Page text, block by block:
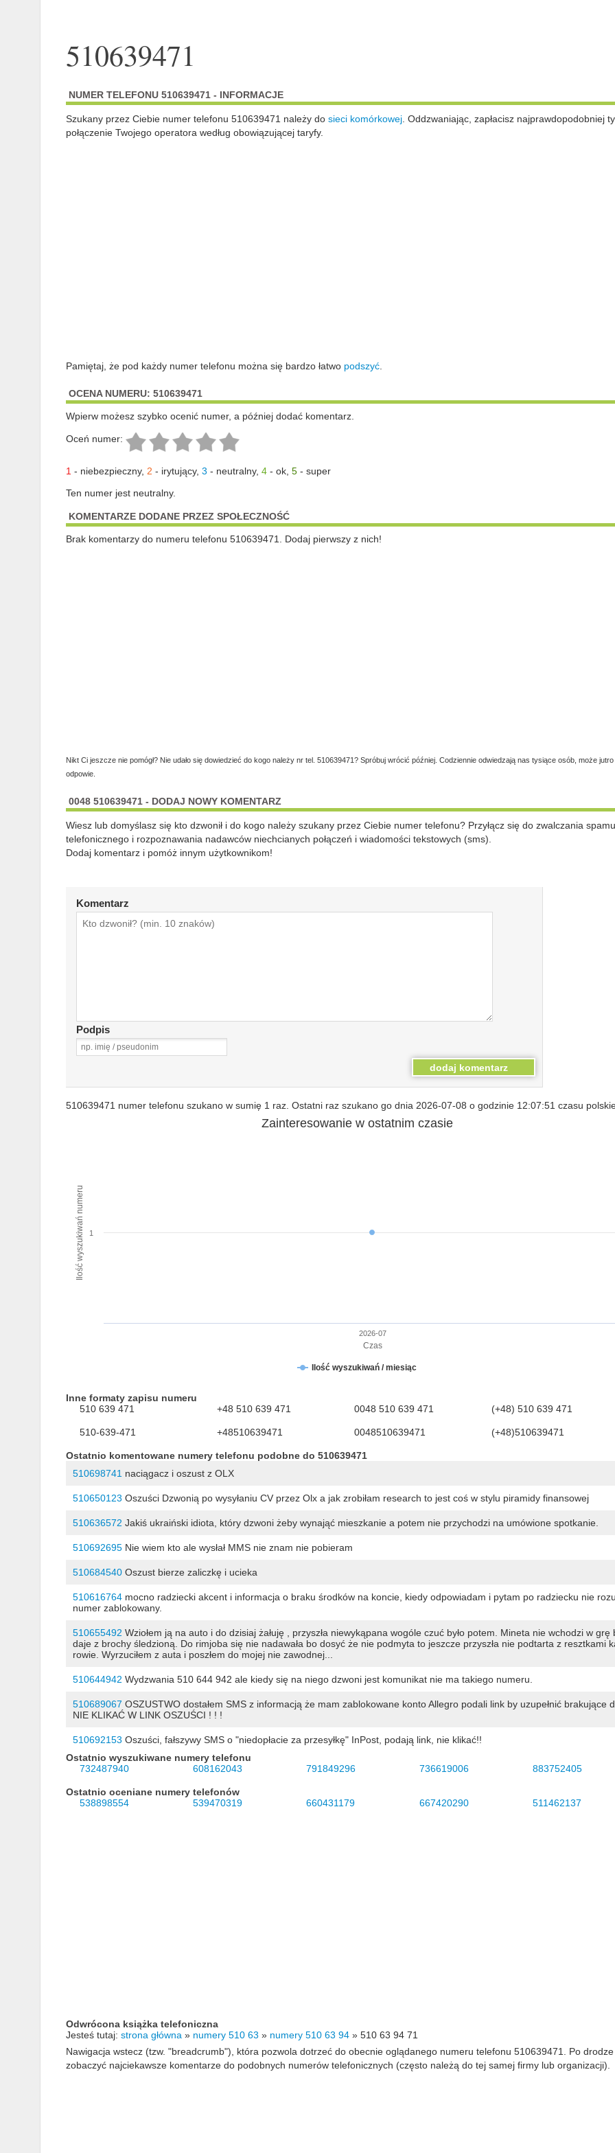
510639471
NUMER TELEFONU 510639471 - INFORMACJE
Szukany przez Ciebie numer telefonu 510639471 należy do sieci komórkowej. Oddzwaniając, zapłacisz najprawdopodobniej
połączenie Twojego operatora według obowiązującej taryfy.
Pamiętaj, że pod każdy numer telefonu można się bardzo łatwo podszyć.
OCENA NUMERU: 510639471
Wpierw możesz szybko ocenić numer, a później dodać komentarz.
Oceń numer:
1- niebezpieczny, 2 - irytujący, 3 - neutralny, 4- ok, 5- super
Ten numer jest neutralny.
KOMENTARZE DODANE PRZEZ SPOŁECZNOŚĆ
Brak komentarzy do numeru telefonu 510639471. Dodaj pierwszy z nich!
Nikt Ci jeszcze nie pomógł? Nie udało się dowiedzieć do kogo należy nr tel. 510639471? Spróbuj wrócić później. Codziennie odwiedzają nas tysiące osób, może
odpowie.
0048 510639471 - DODAJ NOWY KOMENTARZ
Wiesz lub domyślasz się kto dzwonił i do kogo należy szukany przez Ciebie numer telefonu? Przyłącz się do zwalczania spamu
telefonicznego i rozpoznawania nadawców niechcianych połączeń i wiadomości tekstowych (sms).
Dodaj komentarz i pomóż innym użytkownikom!
Komentarz
Podpis
510639471 numer telefonu szukano w sumię 1 raz. Ostatni raz szukano go dnia 2026-07-08 o godzinie 12:07:51 czasu
Czas
Ilość wyszukiwań numeru
Zainteresowanie w ostatnim czasie
Ilość wyszukiwań / miesiąc
2026-07
1
Inne formaty zapisu numeru
510 639 471
+48 510 639 471 0048 510 639 471 (+48) 510 639 471
510-639-471 +48510639471 0048510639471 (+48)510639471
Ostatnio komentowane numery telefonu podobne do 510639471
510698741naciągacz i oszust z OLX
510650123 Oszuści Dzwonią po wysyłaniu CV przez Olx a jak zrobiłam research to jest coś w stylu piramidy finansowej
510636572 Jakiś ukraiński idiota, który dzwoni żeby wynająć mieszkanie a potem nie przychodzi na umówione spotkanie.
510692695Nie wiem kto ale wysłał MMS nie znam nie pobieram
510684540Oszust bierze zaliczkę i ucieka
510616764mocno radziecki akcent i informacja o braku środków na koncie, kiedy odpowiadam i pytam po radziecku nie
numer zablokowany.
510655492 Wziołem ją na auto i do dzisiaj żałuję , przyszła niewykąpana wogóle czuć było potem. Mineta nie wchodzi w grę
daje z brochy śledzioną. Do rimjoba się nie nadawała bo dosyć że nie podmyta to jeszcze przyszła nie podtarta z resztkami
rowie. Wyrzuciłem z auta i poszłem do mojej nie zawodnej...
510644942 Wydzwania 510 644 942 ale kiedy się na niego dzwoni jest komunikat nie ma takiego numeru.
510689067 OSZUSTWO dostałem SMS z informacją że mam zablokowane konto Allegro podali link by uzupełnić brakujące
NIE KLIKAĆ W LINK OSZUŚCI ! ! !
510692153 Oszuści, fałszywy SMS o "niedopłacie za przesyłkę" InPost, podają link, nie klikać!!
Ostatnio wyszukiwane numery telefonu
732487940
608162043 791849296 736619006 883752405
Ostatnio oceniane numery telefonów
538898554
539470319 660431179 667420290 511462137
Odwrócona książka telefoniczna
Jesteś tutaj: strona główna » numery 510 63 » numery 510 63 94 » 510 63 94 71
Nawigacja wstecz (tzw. "breadcrumb"), która pozwola dotrzeć do obecnie oglądanego numeru telefonu 510639471. Po
zobaczyć najciekawsze komentarze do podobnych numerów telefonicznych (często należą do tej samej firmy lub organizacji).